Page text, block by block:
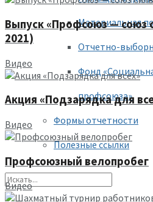
Материальная
Отчетно-
Фонд
профсоюза»
Формы отчетности
Полезные ссылки
Выпуск «Профсоюз — союз
2021)
Видео
Акция «Подзарядка для
Видео
Профсоюзный велопробег
Видео